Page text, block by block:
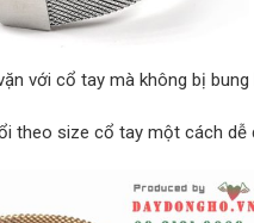
với cổ tay mà không bị bung
theo size cổ tay một cách dễ